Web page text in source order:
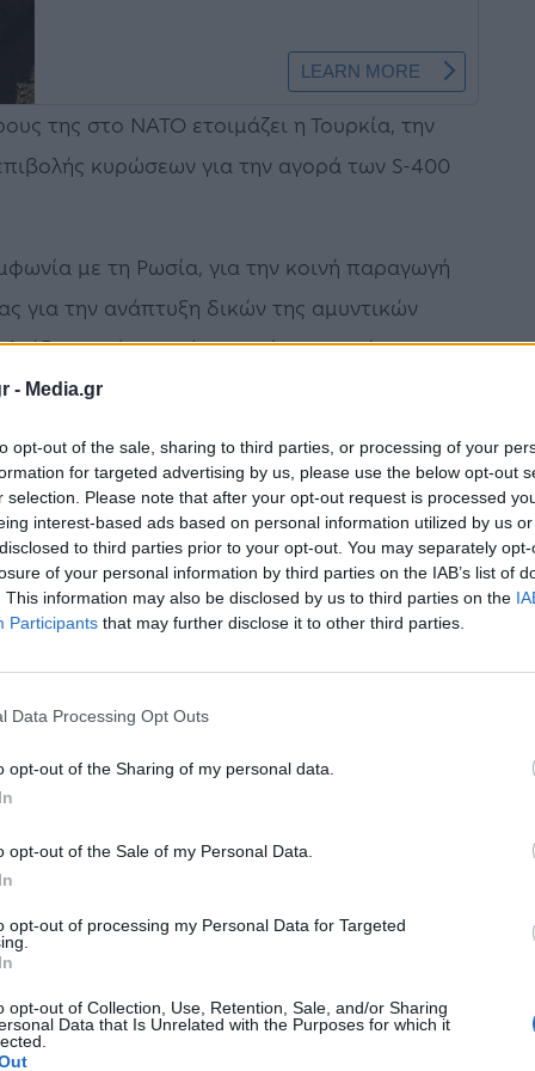
- Media.gr
opt-out of the sale, sharing to third parties, or processing of your
for targeted advertising by us, please use the below opt-out
selection. Please note that after your opt-out request is processed
interest-based ads based on personal information utilized by us
to third parties prior to your opt-out. You may separately
of your personal information by third parties on the IAB’s list of
This information may also be disclosed by us to third parties on the
Participants that may further disclose it to other third parties.
Data Processing Opt Outs
opt-out of the Sharing of my personal data.
opt-out of the Sale of my Personal Data.
opt-out of processing my Personal Data for Targeted
opt-out of Collection, Use, Retention, Sale, and/or Sharing
Data that Is Unrelated with the Purposes for which it
της στο ΝΑΤΟ ετοιμάζει η Τουρκία, την
κυρώσεων για την αγορά των S-400
με τη Ρωσία, για την κοινή παραγωγή
για την ανάπτυξη δικών της αμυντικών
ότι αυτό μπορεί να ενισχύσει τις
από τη Συμμαχία.
τελικές λεπτομέρειες που αφορούν την
στην Τουρκία και την απόκτηση
της αμυντικής βιομηχανίας της
πλαίσιο της αγοράς της Τουρκίας δεύτερης
S-400 από τη Ρωσία. Οι
στάδιο, είπε ο Ντεμίρ. «Η υπογραφή της
παραμένει απτόητη παρά την προοπτική να
για την αγορά των ρωσικών S-400. Μόλις
της αμερικανικής γερουσίας ψήφισε
Τουρκίας, τόσο για την αγορά του ρωσικού
στρατιωτική επίθεση στη Συρία.
μια ακόμη φορά την Τουρκία ότι θα
να πάρει τα αμερικανικά F-35. «Αν η
δρόμος για να το κάνει είναι να ξεφορτωθεί